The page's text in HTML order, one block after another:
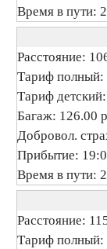
Время в пути:
Расстояние:
Тариф полный:
Тариф
Багаж: 126.00
Добровол.
Прибытие:
Время в пути:
Расстояние:
Тариф полный: